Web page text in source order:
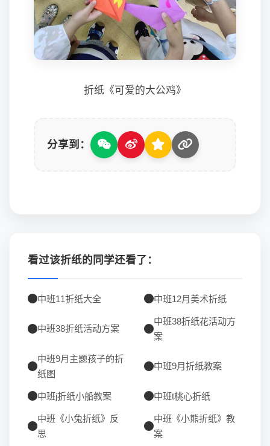
折纸《可爱的大公鸡》
分享到：
看过该折纸的同学还看了：
中班11折纸大全 中班12月美术折纸
中班38折纸活动方案
中班38折纸花活动方
案
中班9月主题孩子的折
纸图
中班9月折纸教案
中班j折纸小船教案 中班t桃心折纸
中班《小兔折纸》反
思
中班《小熊折纸》教
案